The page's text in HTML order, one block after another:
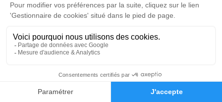
Faire-part Hommages
Je rends hommage
Cérémonie
Paroisse de montjay
71310 Montjay